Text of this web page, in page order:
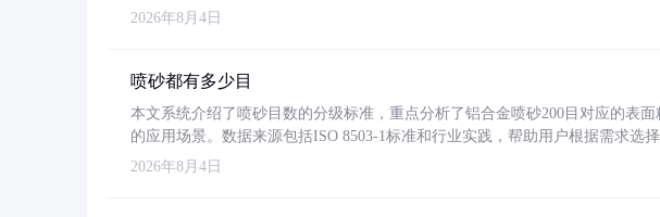
2026年8月4日
喷砂都有多少目
本文系统介绍了喷砂目数的分级标准，重点分析了铝合金喷砂200目对应的表
的应用场景。数据来源包括ISO 8503-1标准和行业实践，帮助用户根据需求选择
2026年8月4日